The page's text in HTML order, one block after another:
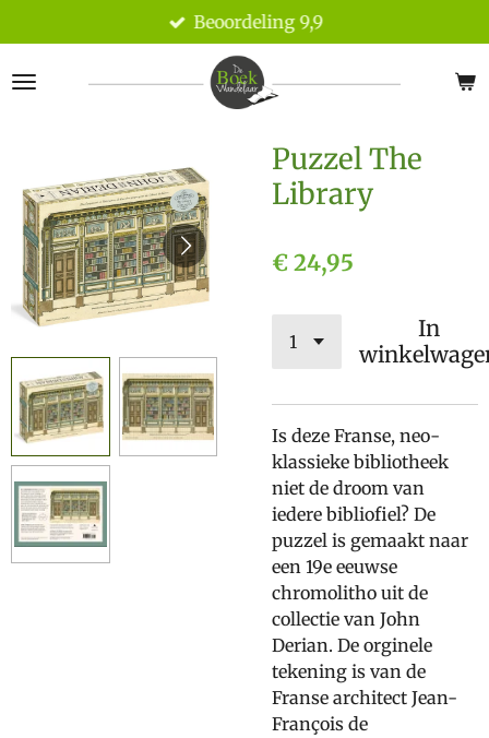
direct
naar
Beoordeling 9,9
Puzzel The
Library
€ 24,95
In
Is deze Franse, neo-
klassieke bibliotheek
niet de droom van
iedere bibliofiel? De
puzzel is gemaakt naar
een 19e eeuwse
chromolitho uit de
collectie van John
Derian. De orginele
tekening is van de
Franse architect Jean-
François de